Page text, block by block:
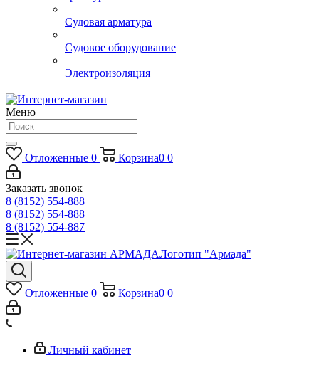
Судовая арматура
Судовое оборудование
Электроизоляция
Меню
Отложенные 0 Корзина0 0
Заказать звонок
8 (8152) 554-888
8 (8152) 554-888
8 (8152) 554-887
Логотип "Армада"
Отложенные 0 Корзина0 0
Личный кабинет